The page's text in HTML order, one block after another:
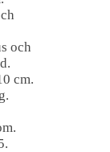
och
cm.